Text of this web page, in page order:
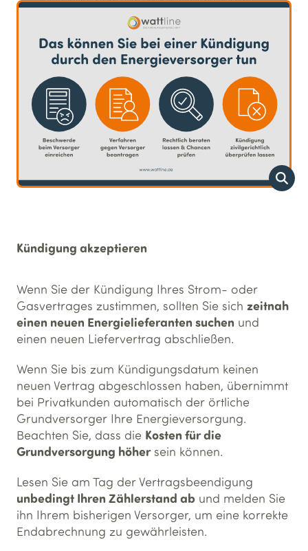
Kündigung akzeptieren
Wenn Sie der Kündigung Ihres Strom- oder
Gasvertrages zustimmen, sollten Sie sich zeitnah
einen neuen Energielieferanten suchen und
einen neuen Liefervertrag abschließen.
Wenn Sie bis zum Kündigungsdatum keinen
neuen Vertrag abgeschlossen haben, übernimmt
bei Privatkunden automatisch der örtliche
Grundversorger Ihre Energieversorgung.
Beachten Sie, dass die Kosten für die
Grundversorgung höhersein können.
Lesen Sie am Tag der Vertragsbeendigung
unbedingt Ihren Zählerstand ab und melden Sie
ihn Ihrem bisherigen Versorger, um eine korrekte
Endabrechnung zu gewährleisten.